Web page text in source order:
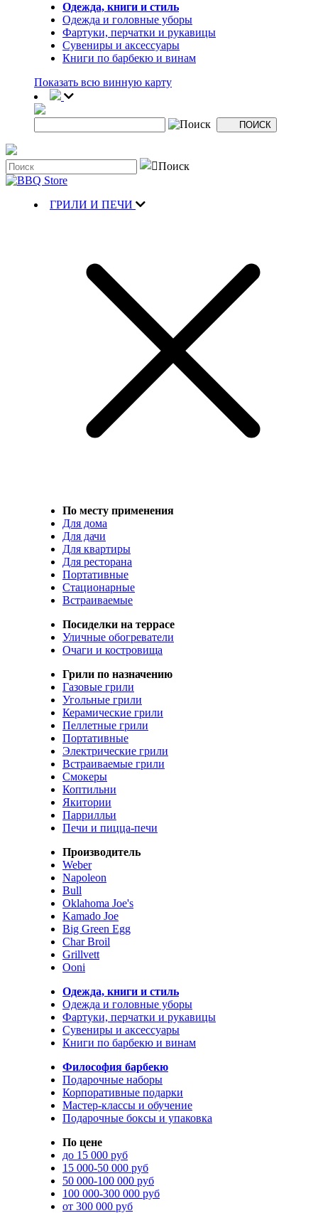
Одежда, книги и стиль
Одежда и головные уборы
Фартуки, перчатки и рукавицы
Сувениры и аксессуары
Книги по барбекю и винам
Показать всю винную карту
ГРИЛИ И ПЕЧИ
По месту применения
Для дома
Для дачи
Для квартиры
Для ресторана
Портативные
Стационарные
Встраиваемые
Посиделки на террасе
Уличные обогреватели
Очаги и костровища
Грили по назначению
Газовые грили
Угольные грили
Керамические грили
Пеллетные грили
Портативные
Электрические грили
Встраиваемые грили
Смокеры
Коптильни
Якитории
Паррилльи
Печи и пицца-печи
Производитель
Weber
Napoleon
Bull
Oklahoma Joe's
Kamado Joe
Big Green Egg
Char Broil
Grillvett
Ooni
Одежда, книги и стиль
Одежда и головные уборы
Фартуки, перчатки и рукавицы
Сувениры и аксессуары
Книги по барбекю и винам
Философия барбекю
Подарочные наборы
Корпоративные подарки
Мастер-классы и обучение
Подарочные боксы и упаковка
По цене
до 15 000 руб
15 000-50 000 руб
50 000-100 000 руб
100 000-300 000 руб
от 300 000 руб